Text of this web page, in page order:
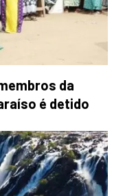
da
é detido